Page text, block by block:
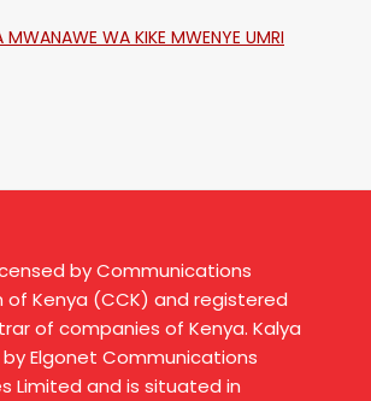
MWANAWE WA KIKE MWENYE UMRI
by Communications
of Kenya (CCK) and registered
of companies of Kenya. Kalya
by Elgonet Communications
Limited and is situated in